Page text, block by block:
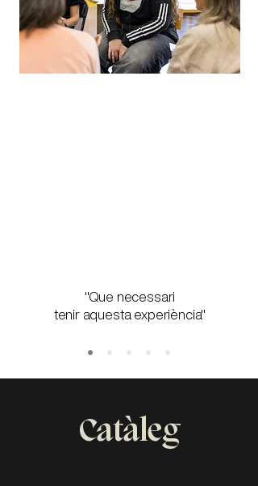
"Que necessari
tenir aquesta experiència"
Catàleg